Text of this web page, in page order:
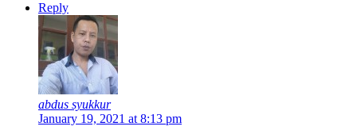
Reply
abdus syukkur
January 19, 2021 at 8:13 pm